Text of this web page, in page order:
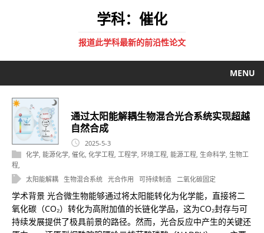
学科：催化
报道此学科最新的前沿性论文
MENU
通过太阳能解耦生物混合光合系统实现超越
自然合成
2025-5-3
化学 能源化学 催化 化学工程 工程学 环境工程 能源工程 生命科学 生物工
程
太阳能解耦 生物混合系统 光合作用 可持续制造 二氧化碳固定
学术背景 光合微生物能够通过将太阳能转化为化学能，直接将二
氧化碳（CO₂）转化为高附加值的长链化学品，这为CO₂封存与可
持续发展提供了极具前景的路径。然而，光合反应中产生的关键还